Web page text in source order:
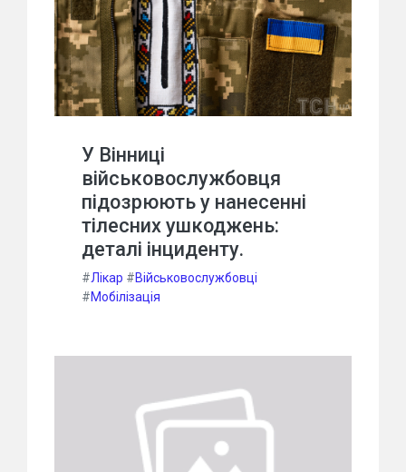
У Вінниці
військовослужбовця
підозрюють у нанесенні
тілесних ушкоджень:
деталі інциденту.
#Лікар #Військовослужбовці
#Мобілізація